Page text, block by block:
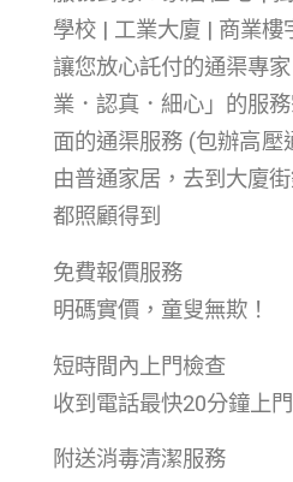
學校 | 工業大廈 | 商業樓
讓您放心託付的通渠專
業．認真．細心」的服
面的通渠服務 (包辦高壓
由普通家居，去到大廈
都照顧得到
免費報價服務
明碼實價，童叟無欺！
短時間內上門檢查
收到電話最快20分鐘上
附送消毒清潔服務